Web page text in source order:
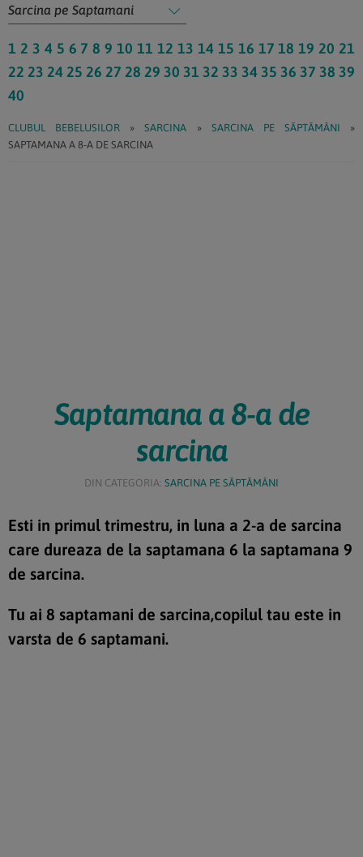
1 2 3 4 5 6 789 10 11 12 13 14 15 16 17 18 19 20 21
22 23 24 25 26 27 28 29 30 31 32 33 3435 36 37 38 39
40
CLUBUL BEBELUSILOR »SARCINA » SARCINA PE SĂPTĂMÂNI »
SAPTAMANA A 8-A DE SARCINA
Saptamana a 8-a de
sarcina
DIN CATEGORIA: SARCINA PE SĂPTĂMÂNI
Esti in primul trimestru, in luna a 2-a de sarcina
care dureaza de la saptamana 6 la saptamana 9
de sarcina.
Tu ai 8 saptamani de sarcina,copilul tau este in
varsta de 6 saptamani.